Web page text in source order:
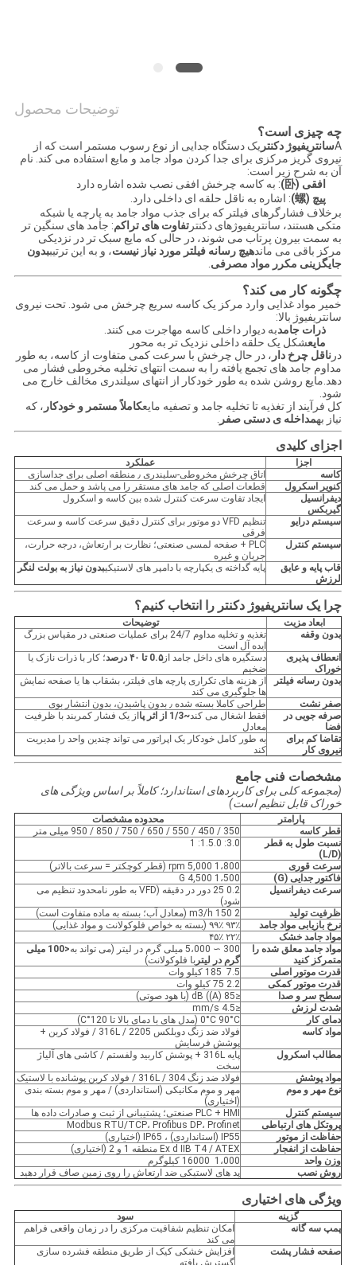
توضیحات محصول
چه چیزی است؟
Aسانتریفیوژ دکنتر یک دستگاه جدایی از نوع رسوب مستمر است که از
نیروی گریز مرکزی برای جدا کردن مواد جامد و مایع استفاده می کند. نام
آن به شرح زیر است:
افقی (卧)
: به کاسه چرخش افقی نصب شده اشاره دارد
پیچ (螺)
: اشاره به ناقل حلقه ای داخلی دارد.
برخلاف فشارگرهای فیلتر که برای جذب مواد جامد به پارچه یا شبکه
متکی هستند، سانتریفیوژهای دکنتر تفاوت های تراکم: جامد های سنگین تر
به سمت بیرون پرتاب می شوند، در حالی که مایع سبک تر در نزدیکی
مرکز باقی می ماندهیچ رسانه فیلتر مورد نیاز نیست، و به این ترتیببدون
جایگزینی مکرر مواد مصرفی.
چگونه کار می کند؟
خمیر مواد غذایی وارد مرکز یک کاسه سریع چرخش می شود. تحت نیروی
سانتریفیوژ بالا:
ذرات جامدبه دیوار داخلی کاسه مهاجرت می کنند.
مایعشکل یک حلقه داخلی نزدیک تر به محور
در ناقل چرخ دار ، در حال چرخش با سرعت کمی متفاوت از کاسه، به طور
مداوم جامد های تجمع یافته را به سمت انتهای تخلیه مخروطی فشار می
دهد.مایع روشن شده به طور خودکار از انتهای سیلندری مخالف خارج می
شود.
کل فرآیند از تغذیه تا تخلیه جامد و تصفیه مایعکاملاً مستمر و خودکار ، که
نیاز بهمداخله ی دستی صفر .
اجزای کلیدی
اجزا
عملکرد
کاسه
اتاق چرخش مخروطی-سلیندری ٫ منطقه اصلی برای جداسازی
کنویر اسکرول
قطعات اصلی که جامد های مستقر را می پاشد و حمل می کند
دیفرانسیل
گیربکس
ایجاد تفاوت سرعت کنترل شده بین کاسه و اسکرول
سیستم درایو
تنظیم VFD دو موتور برای کنترل دقیق سرعت کاسه و سرعت
فرقی
سیستم کنترل
PLC + صفحه لمسی صنعتی؛ نظارت بر ارتعاش، درجه حرارت،
جریان و غیره
قاب پایه و عایق
لرزش
پایه گداخته ی یکپارچه با دامپر های لاستیکیبدون نیاز به بولت لنگر
چرا یک سانتریفیوژ دکنتر را انتخاب کنیم؟
ابعاد مزیت
توضیحات
بدون وقفه
تغذیه و تخلیه مداوم 24/7 برای عملیات صنعتی در مقیاس بزرگ
ایده آل است
انعطاف پذیری
خوراک
دستگیره های داخل جامد از0.۵ تا ۴۰ درصد
؛ کار با ذرات نازک یا
ضخیم
بدون رسانه فیلتر
از هزینه های تکراری پارچه های فیلتر، بشقاب ها یا صفحه نمایش
ها جلوگیری می کند
صفر نشت
طراحی کاملا بسته شده ٫ بدون پاشیدن، بدون انتشار بوی
صرفه جویی در
فضا
فقط اشغال می کند~1/3 از اثر پا
از یک فشار کمربند با ظرفیت
معادل
تقاضا کم برای
نیروی کار
به طور کامل خودکار یک اپراتور می تواند چندین واحد را مدیریت
کند
مشخصات فنی جامع
(مجموعه کلی برای کاربردهای استاندارد؛ کاملاً بر اساس ویژگی های
خوراک قابل تنظیم است)
پارامتر
محدوده مشخصات
قطر کاسه
350 / 450 / 550 / 650 / 750 / 850 / 950 میلی متر
نسبت طول به قطر
(L/D)
3.0: 1.5.0: 1
سرعت قوری
1،800 5,000 rpm (قطر کوچکتر = سرعت بالاتر)
فاکتور جدایی (G)
1،500 4,500 G
سرعت دیفرانسیل
0.2 25 دور در دقیقه (VFD به طور نامحدود تنظیم می
شود)
ظرفیت تولید
2 150 m3/h (معادل آب؛ بسته به ماده متفاوت است)
نرخ بازیابی مواد جامد
۹۳٪ ۹۹٪ (بسته به خواص فلوکولانت و مواد غذایی)
مواد جامد خشک
۲۲٪ ۴۵٪
مواد جامد معلق شده را
متمرکز کنید
300 ∼ 5،000 میلی گرم در لیتر (می تواند به
<100 میلی
گرم در لیتر با فلوکولانت)
قدرت موتور اصلی
7.5 ️ 185 کیلو وات
قدرت موتور کمکی
2.2 75 کيلو وات
سطح سر و صدا
≤85 dB ((A) (با هود صوتی)
شدت لرزش
≤4.5 mm/s
دمای کار
0°C 90°C (مدل های با دمای بالا تا 120°C)
مواد کاسه
فولاد ضد زنگ دوبلکس 2205 / 316L / فولاد کربن +
پوشش فرسایش
مطالب اسکرول
پایه 316L + پوشش کاربید ولفستم / کاشی های آلیاژ
سخت
مواد پوشش
فولاد ضد زنگ 304 / 316L / فولاد کربن پوشانده با لاستیک
نوع مهر و موم
مهر و موم مکانیکی (استانداردی) / مهر و موم بسته بندی
(اختیاری)
سیستم کنترل
PLC + HMI صنعتی؛ پشتیبانی از ثبت و صادرات داده ها
پروتکل های ارتباطی
Modbus RTU/TCP، Profibus DP، Profinet
حفاظت از موتور
IP55 (استانداردی) ، IP65 (اختیاری)
حفاظت از انفجار
Ex d IIB T4 / ATEX منطقه 1 و 2 (اختیاری)
وزن واحد
1،000 ️ 16000 کیلوگرم
روش نصب
پد های لاستیکی ضد ارتعاش را روی زمین صاف قرار دهید
ویژگی های اختیاری
گزینه
سود
پمپ سه گانه
امکان تنظیم شفافیت مرکزی را در زمان واقعی فراهم
می کند
صفحه فشار پشت
افزایش خشکی کیک از طریق منطقه فشرده سازی